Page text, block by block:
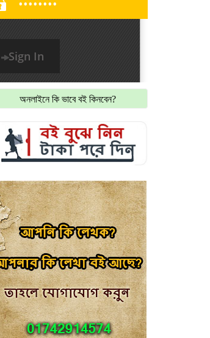
অনলাইনে কি ভাবে বই কিনবেন?